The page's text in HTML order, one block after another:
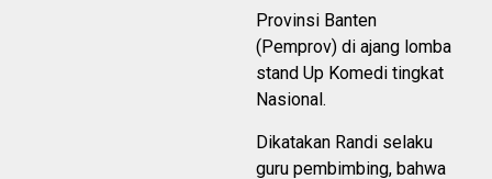
Provinsi Banten
(Pemprov) di ajang lomba
stand Up Komedi tingkat
Nasional.
Dikatakan Randi selaku
guru pembimbing, bahwa